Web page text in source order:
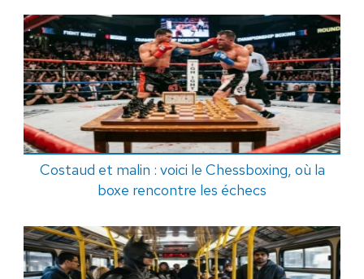
Costaud et malin : voici le Chessboxing, où la
boxe rencontre les échecs